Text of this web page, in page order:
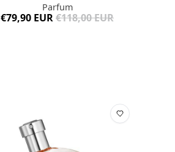
Parfum
€79,90 EUR€118,00 EUR